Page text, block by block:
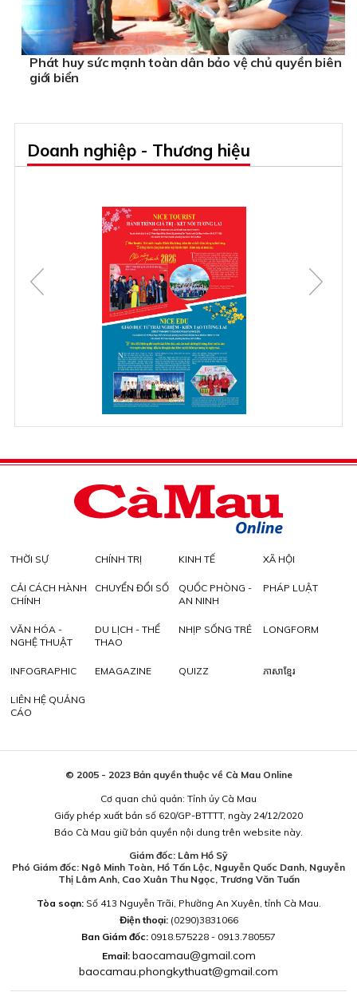
Phát huy sức mạnh toàn dân bảo vệ chủ quyền biên
giới biển
Doanh nghiệp - Thương hiệu
THỜI SỰ CHÍNH TRỊ KINH TẾ XÃ HỘI
CẢI CÁCH HÀNH
CHÍNH
CHUYỂN ĐỔI SỐ
QUỐC PHÒNG -
AN NINH
PHÁP LUẬT
VĂN HÓA -
NGHỆ THUẬT
DU LỊCH - THỂ
THAO
NHỊP SỐNG TRẺ LONGFORM
INFOGRAPHIC EMAGAZINE QUIZZ ភាសាខ្មែរ
LIÊN HỆ QUẢNG
CÁO
© 2005 - 2023 Bản quyền thuộc về Cà Mau Online
Cơ quan chủ quản: Tỉnh ủy Cà Mau
Giấy phép xuất bản số 620/GP-BTTTT, ngày 24/12/2020
Báo Cà Mau giữ bản quyền nội dung trên website này.
Giám đốc: Lâm Hồ Sỹ
Phó Giám đốc: Ngô Minh Toàn, Hồ Tấn Lộc, Nguyễn Quốc Danh, Nguyễn
Thị Lâm Anh, Cao Xuân Thu Ngọc, Trương Văn Tuấn
Tòa soạn:Số 413 Nguyễn Trãi, Phường An Xuyên, tỉnh Cà Mau.
Điện thoại: (0290)3831066
Ban Giám đốc: 0918.575228 - 0913.780557
Email: baocamau@gmail.com
baocamau.phongkythuat@gmail.com